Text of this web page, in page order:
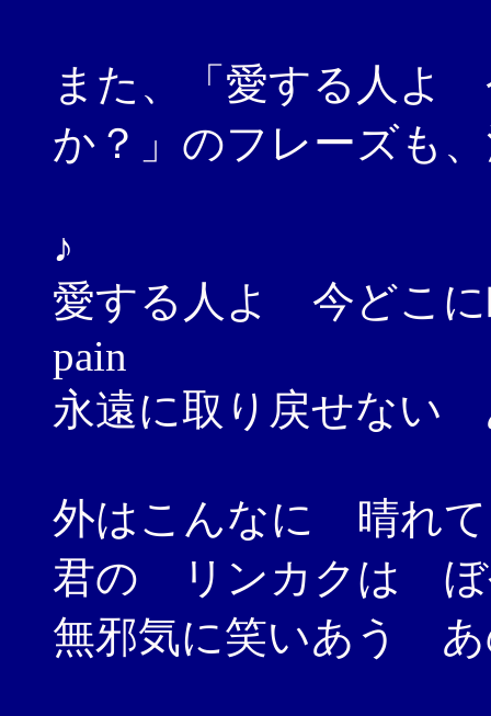
また、「愛する人よ
か？」のフレーズも
♪
愛する人よ 今どこ
pain
永遠に取り戻せない
外はこんなに 晴れ
君の リンカクは ぼ
無邪気に笑いあう あ